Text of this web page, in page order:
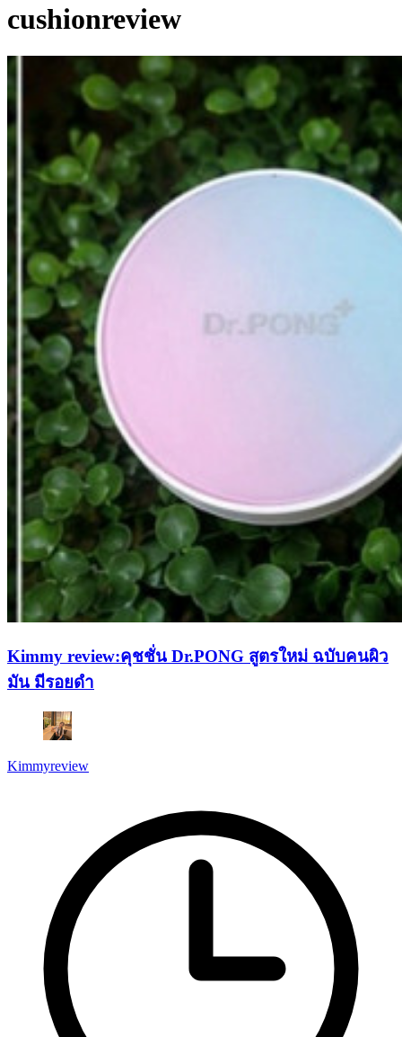
cushionreview
Kimmy review:คุชชั่น Dr.PONG สูตรใหม่ ฉบับคนผิว
มัน มีรอยดำ
Kimmyreview